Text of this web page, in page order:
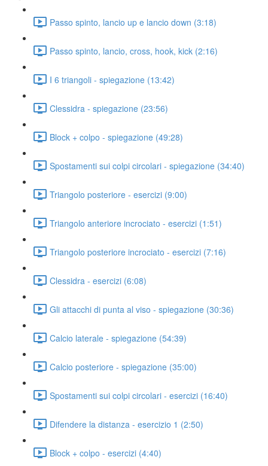
Passo spinto, lancio up e lancio down (3:18)
Passo spinto, lancio, cross, hook, kick (2:16)
I 6 triangoli - spiegazione (13:42)
Clessidra - spiegazione (23:56)
Block + colpo - spiegazione (49:28)
Spostamenti sui colpi circolari - spiegazione (34:40)
Triangolo posteriore - esercizi (9:00)
Triangolo anteriore incrociato - esercizi (1:51)
Triangolo posteriore incrociato - esercizi (7:16)
Clessidra - esercizi (6:08)
Gli attacchi di punta al viso - spiegazione (30:36)
Calcio laterale - spiegazione (54:39)
Calcio posteriore - spiegazione (35:00)
Spostamenti sui colpi circolari - esercizi (16:40)
Difendere la distanza - esercizio 1 (2:50)
Block + colpo - esercizi (4:40)